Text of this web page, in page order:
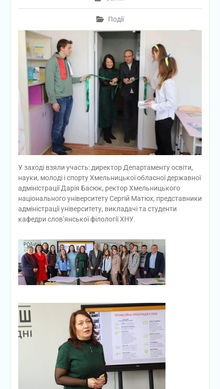
Події
У заході взяли участь: директор Департаменту освіти,
науки, молоді і спорту Хмельницької обласної державної
адміністрації Дарія Басюк, ректор Хмельницького
національного університету Сергій Матюх, представники
адміністрації університету, викладачі та студенти
кафедри слов’янської філології ХНУ.